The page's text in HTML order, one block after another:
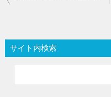
ビ
ゲ
サイト内検索